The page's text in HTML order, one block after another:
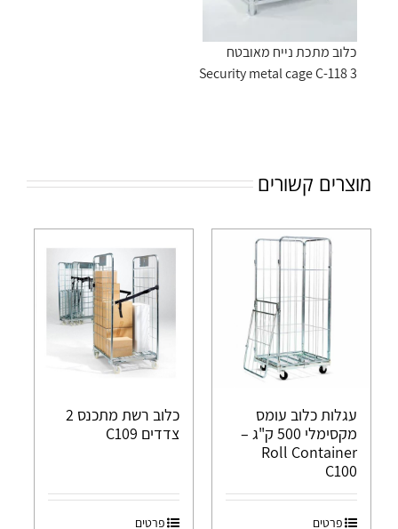
כלוב מתכת נייח מאובטח
Security metal cage C-118 3
מוצרים קשורים
עגלות כלוב עומס
מקסימלי 500 ק"ג –
Roll Container
C100
פרטים
כלוב רשת מתכנס 2
צדדים C109
פרטים